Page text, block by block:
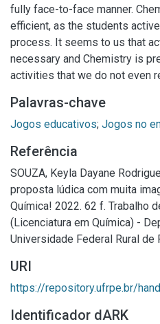
fully face-to-face manner.
efficient, as the students
process. It seems to us that
necessary and Chemistry is
activities that we do not even
Palavras-chave
Jogos educativos; Jogos no
Referência
SOUZA, Keyla Dayane
proposta lúdica com muita
Química! 2022. 62 f. Trabalho
(Licenciatura em Química) -
Universidade Federal Rural de
URI
https://repository.ufrpe.br/
Identificador dARK